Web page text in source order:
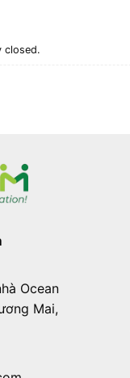
closed.
Ocean
Mai,